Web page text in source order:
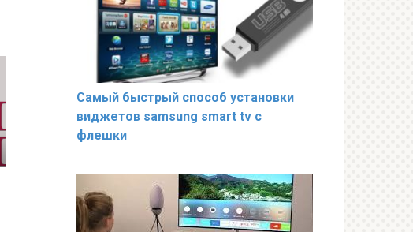
Самый быстрый способ установки
виджетов samsung smart tv с
флешки